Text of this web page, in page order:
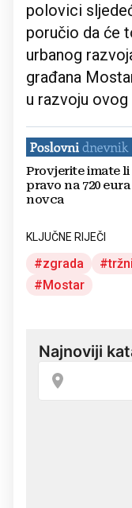
polovici
poručio da će
urbanog
građana
u razvoju ovog
Provjerite imate
pravo na 720
novca
KLJUČNE RIJEČI
zgrada
Mostar